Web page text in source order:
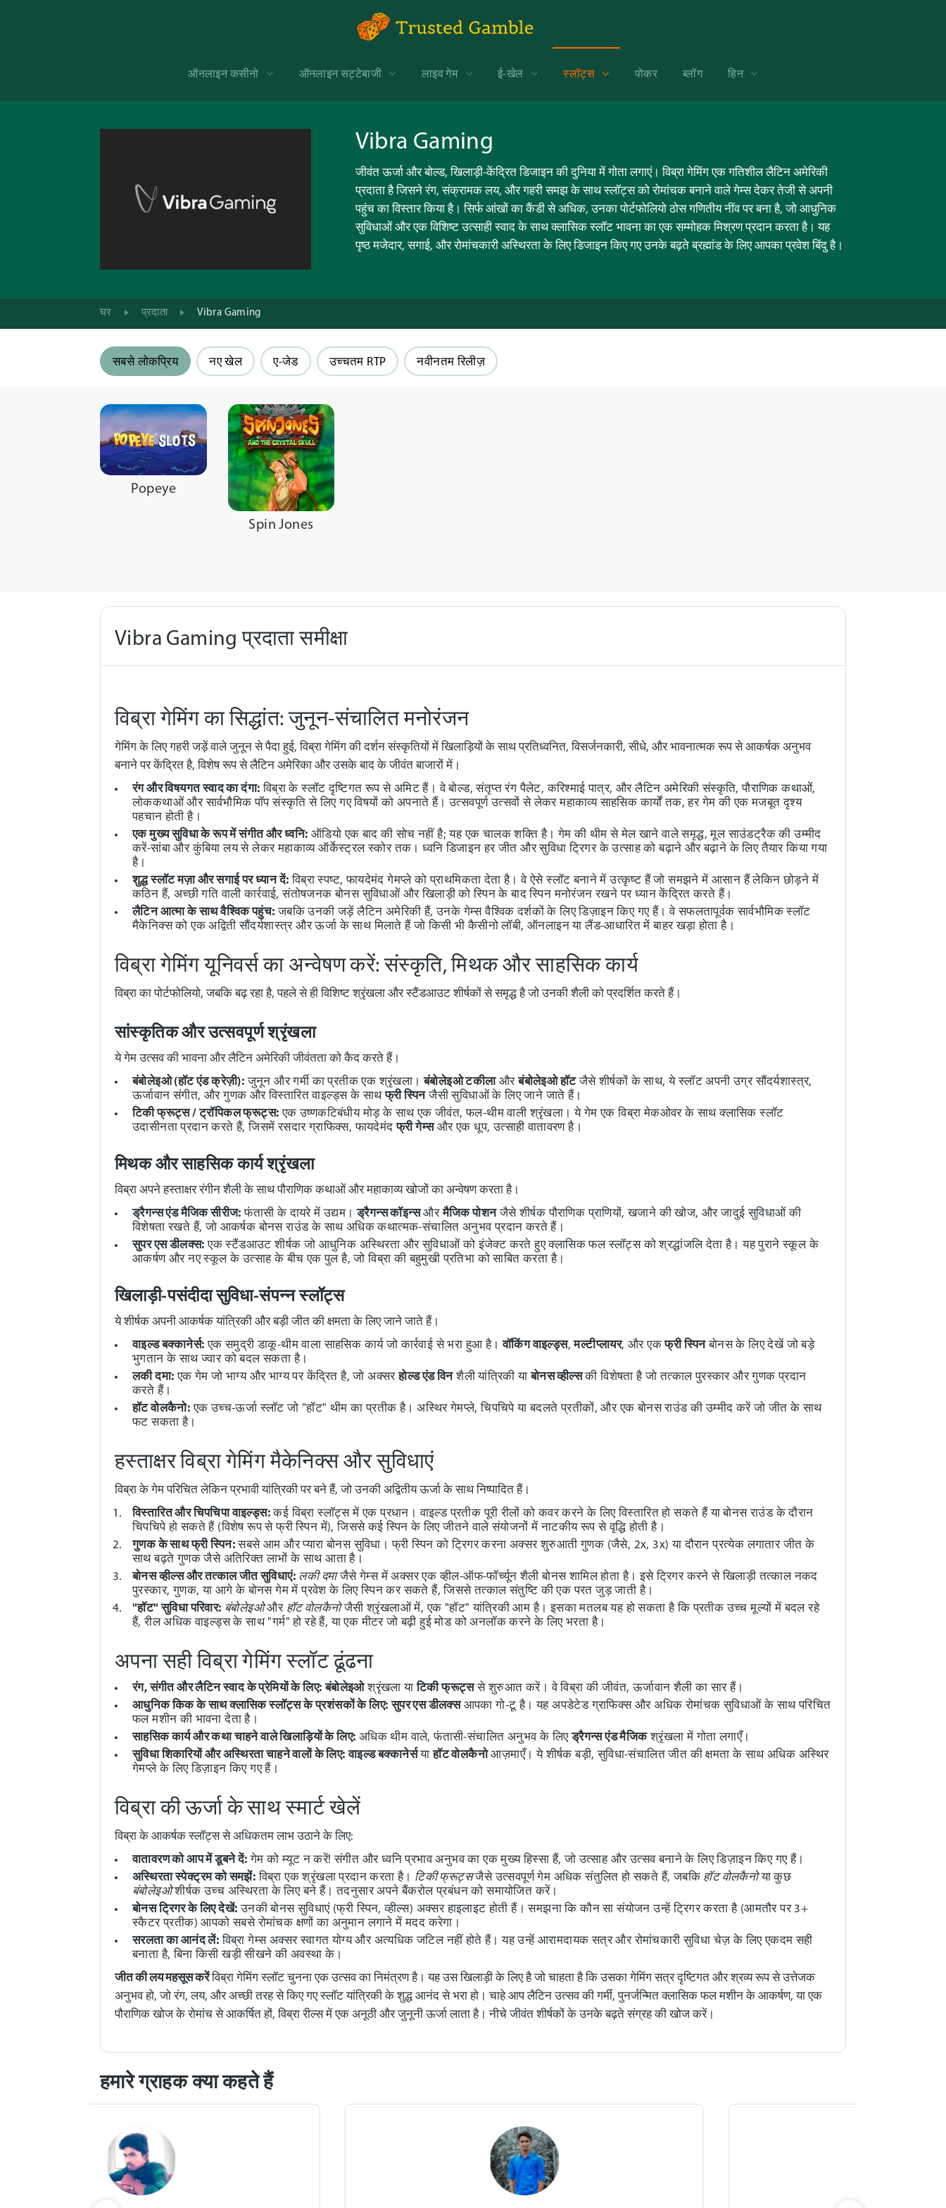
ऑनलाइन कसीनो ऑनलाइन सट्टेबाजी लाइव गेम ई-खेल स्लॉट्स पोकर ब्लॉग हिन
Vibra Gaming
जीवंत ऊर्जा और बोल्ड, खिलाड़ी-केंद्रित डिजाइन की दुनिया में गोता लगाएं। विब्रा गेमिंग एक गतिशील लैटिन अमेरिकी
प्रदाता है जिसने रंग, संक्रामक लय, और गहरी समझ के साथ स्लॉट्स को रोमांचक बनाने वाले गेम्स देकर तेजी से अपनी
पहुंच का विस्तार किया है। सिर्फ आंखों का कैंडी से अधिक, उनका पोर्टफोलियो ठोस गणितीय नींव पर बना है, जो आधुनिक
सुविधाओं और एक विशिष्ट उत्साही स्वाद के साथ क्लासिक स्लॉट भावना का एक सम्मोहक मिश्रण प्रदान करता है। यह
पृष्ठ मजेदार, सगाई, और रोमांचकारी अस्थिरता के लिए डिजाइन किए गए उनके बढ़ते ब्रह्मांड के लिए आपका प्रवेश बिंदु है।
घर प्रदाता Vibra Gaming
सबसे लोकप्रिय नए खेल ए-जेड उच्चतम RTP नवीनतम रिलीज़
Popeye
Spin Jones
Vibra Gaming प्रदाता समीक्षा
विब्रा गेमिंग का सिद्धांत: जुनून-संचालित मनोरंजन
गेमिंग के लिए गहरी जड़ें वाले जुनून से पैदा हुई, विब्रा गेमिंग की दर्शन संस्कृतियों में खिलाड़ियों के साथ प्रतिध्वनित, विसर्जनकारी, सीधे, और भावनात्मक रूप से आकर्षक अनुभव
बनाने पर केंद्रित है, विशेष रूप से लैटिन अमेरिका और उसके बाद के जीवंत बाजारों में।
रंग और विषयगत स्वाद का दंगा: विब्रा के स्लॉट दृष्टिगत रूप से अमिट हैं। वे बोल्ड, संतृप्त रंग पैलेट, करिश्माई पात्र, और लैटिन अमेरिकी संस्कृति, पौराणिक कथाओं,
लोककथाओं और सार्वभौमिक पॉप संस्कृति से लिए गए विषयों को अपनाते हैं। उत्सवपूर्ण उत्सवों से लेकर महाकाव्य साहसिक कार्यों तक, हर गेम की एक मजबूत दृश्य
पहचान होती है।
एक मुख्य सुविधा के रूप में संगीत और ध्वनि: ऑडियो एक बाद की सोच नहीं है; यह एक चालक शक्ति है। गेम की थीम से मेल खाने वाले समृद्ध, मूल साउंडट्रैक की उम्मीद
करें-सांबा और कुंबिया लय से लेकर महाकाव्य ऑर्केस्ट्रल स्कोर तक। ध्वनि डिजाइन हर जीत और सुविधा ट्रिगर के उत्साह को बढ़ाने और बढ़ाने के लिए तैयार किया गया
है।
शुद्ध स्लॉट मज़ा और सगाई पर ध्यान दें: विब्रा स्पष्ट, फायदेमंद गेमप्ले को प्राथमिकता देता है। वे ऐसे स्लॉट बनाने में उत्कृष्ट हैं जो समझने में आसान हैं लेकिन छोड़ने में
कठिन हैं, अच्छी गति वाली कार्रवाई, संतोषजनक बोनस सुविधाओं और खिलाड़ी को स्पिन के बाद स्पिन मनोरंजन रखने पर ध्यान केंद्रित करते हैं।
लैटिन आत्मा के साथ वैश्विक पहुंच: जबकि उनकी जड़ें लैटिन अमेरिकी हैं, उनके गेम्स वैश्विक दर्शकों के लिए डिज़ाइन किए गए हैं। वे सफलतापूर्वक सार्वभौमिक स्लॉट
मैकेनिक्स को एक अद्विती सौंदर्यशास्त्र और ऊर्जा के साथ मिलाते हैं जो किसी भी कैसीनो लॉबी, ऑनलाइन या लैंड-आधारित में बाहर खड़ा होता है।
विब्रा गेमिंग यूनिवर्स का अन्वेषण करें: संस्कृति, मिथक और साहसिक कार्य
विब्रा का पोर्टफोलियो, जबकि बढ़ रहा है, पहले से ही विशिष्ट श्रृंखला और स्टैंडआउट शीर्षकों से समृद्ध है जो उनकी शैली को प्रदर्शित करते हैं।
सांस्कृतिक और उत्सवपूर्ण श्रृंखला
ये गेम उत्सव की भावना और लैटिन अमेरिकी जीवंतता को कैद करते हैं।
बंबोलेइओ (हॉट एंड क्रेज़ी): जुनून और गर्मी का प्रतीक एक श्रृंखला।बंबोलेइओ टकीलाऔरबंबोलेइओ हॉटजैसे शीर्षकों के साथ, ये स्लॉट अपनी उग्र सौंदर्यशास्त्र,
ऊर्जावान संगीत, और गुणक और विस्तारित वाइल्ड्स के साथफ्री स्पिनजैसी सुविधाओं के लिए जाने जाते हैं।
टिकी फ्रूट्स / ट्रॉपिकल फ्रूट्स: एक उष्णकटिबंधीय मोड़ के साथ एक जीवंत, फल-थीम वाली श्रृंखला। ये गेम एक विब्रा मेकओवर के साथ क्लासिक स्लॉट
उदासीनता प्रदान करते हैं, जिसमें रसदार ग्राफिक्स, फायदेमंदफ्री गेम्सऔर एक धूप, उत्साही वातावरण है।
मिथक और साहसिक कार्य श्रृंखला
विब्रा अपने हस्ताक्षर रंगीन शैली के साथ पौराणिक कथाओं और महाकाव्य खोजों का अन्वेषण करता है।
ड्रैगन्स एंड मैजिक सीरीज: फंतासी के दायरे में उद्यम।ड्रैगन्स कॉइन्सऔरमैजिक पोशनजैसे शीर्षक पौराणिक प्राणियों, खजाने की खोज, और जादुई सुविधाओं की
विशेषता रखते हैं, जो आकर्षक बोनस राउंड के साथ अधिक कथात्मक-संचालित अनुभव प्रदान करते हैं।
सुपर एस डीलक्स: एक स्टैंडआउट शीर्षक जो आधुनिक अस्थिरता और सुविधाओं को इंजेक्ट करते हुए क्लासिक फल स्लॉट्स को श्रद्धांजलि देता है। यह पुराने स्कूल के
आकर्षण और नए स्कूल के उत्साह के बीच एक पुल है, जो विब्रा की बहुमुखी प्रतिभा को साबित करता है।
खिलाड़ी-पसंदीदा सुविधा-संपन्न स्लॉट्स
ये शीर्षक अपनी आकर्षक यांत्रिकी और बड़ी जीत की क्षमता के लिए जाने जाते हैं।
वाइल्ड बक्कानेर्स: एक समुद्री डाकू-थीम वाला साहसिक कार्य जो कार्रवाई से भरा हुआ है।वॉकिंग वाइल्ड्स,मल्टीप्लायर, और एकफ्री स्पिनबोनस के लिए देखें जो बड़े
भुगतान के साथ ज्वार को बदल सकता है।
लकी दमा: एक गेम जो भाग्य और भाग्य पर केंद्रित है, जो अक्सरहोल्ड एंड विनशैली यांत्रिकी याबोनस व्हील्सकी विशेषता है जो तत्काल पुरस्कार और गुणक प्रदान
करते हैं।
हॉट वोलकैनो: एक उच्च-ऊर्जा स्लॉट जो "हॉट" थीम का प्रतीक है। अस्थिर गेमप्ले, चिपचिपे या बदलते प्रतीकों, और एक बोनस राउंड की उम्मीद करें जो जीत के साथ
फट सकता है।
हस्ताक्षर विब्रा गेमिंग मैकेनिक्स और सुविधाएं
विब्रा के गेम परिचित लेकिन प्रभावी यांत्रिकी पर बने हैं, जो उनकी अद्वितीय ऊर्जा के साथ निष्पादित हैं।
विस्तारित और चिपचिपा वाइल्ड्स:कई विब्रा स्लॉट्स में एक प्रधान। वाइल्ड प्रतीक पूरी रीलों को कवर करने के लिए विस्तारित हो सकते हैं या बोनस राउंड के दौरान
चिपचिपे हो सकते हैं (विशेष रूप से फ्री स्पिन में), जिससे कई स्पिन के लिए जीतने वाले संयोजनों में नाटकीय रूप से वृद्धि होती है।
गुणक के साथ फ्री स्पिन:सबसे आम और प्यारा बोनस सुविधा। फ्री स्पिन को ट्रिगर करना अक्सर शुरुआती गुणक (जैसे, 2x, 3x) या दौरान प्रत्येक लगातार जीत के
साथ बढ़ते गुणक जैसे अतिरिक्त लाभों के साथ आता है।
बोनस व्हील्स और तत्काल जीत सुविधाएं: लकी दमाजैसे गेम्स में अक्सर एक व्हील-ऑफ-फॉर्च्यून शैली बोनस शामिल होता है। इसे ट्रिगर करने से खिलाड़ी तत्काल नकद
पुरस्कार, गुणक, या आगे के बोनस गेम में प्रवेश के लिए स्पिन कर सकते हैं, जिससे तत्काल संतुष्टि की एक परत जुड़ जाती है।
"हॉट" सुविधा परिवार: बंबोलेइओऔर हॉट वोलकैनोजैसी श्रृंखलाओं में, एक "हॉट" यांत्रिकी आम है। इसका मतलब यह हो सकता है कि प्रतीक उच्च मूल्यों में बदल रहे
हैं, रील अधिक वाइल्ड्स के साथ "गर्म" हो रहे हैं, या एक मीटर जो बढ़ी हुई मोड को अनलॉक करने के लिए भरता है।
अपना सही विब्रा गेमिंग स्लॉट ढूंढना
रंग, संगीत और लैटिन स्वाद के प्रेमियों के लिए: बंबोलेइओश्रृंखला याटिकी फ्रूट्ससे शुरुआत करें। वे विब्रा की जीवंत, ऊर्जावान शैली का सार हैं।
आधुनिक किक के साथ क्लासिक स्लॉट्स के प्रशंसकों के लिए: सुपर एस डीलक्सआपका गो-टू है। यह अपडेटेड ग्राफिक्स और अधिक रोमांचक सुविधाओं के साथ परिचित
फल मशीन की भावना देता है।
साहसिक कार्य और कथा चाहने वाले खिलाड़ियों के लिए: अधिक थीम वाले, फंतासी-संचालित अनुभव के लिएड्रैगन्स एंड मैजिकश्रृंखला में गोता लगाएँ।
सुविधा शिकारियों और अस्थिरता चाहने वालों के लिए: वाइल्ड बक्कानेर्सयाहॉट वोलकैनोआज़माएँ। ये शीर्षक बड़ी, सुविधा-संचालित जीत की क्षमता के साथ अधिक अस्थिर
गेमप्ले के लिए डिज़ाइन किए गए हैं।
विब्रा की ऊर्जा के साथ स्मार्ट खेलें
विब्रा के आकर्षक स्लॉट्स से अधिकतम लाभ उठाने के लिए:
वातावरण को आप में डूबने दें: गेम को म्यूट न करें! संगीत और ध्वनि प्रभाव अनुभव का एक मुख्य हिस्सा हैं, जो उत्साह और उत्सव बनाने के लिए डिज़ाइन किए गए हैं।
अस्थिरता स्पेक्ट्रम को समझें: विब्रा एक श्रृंखला प्रदान करता है। टिकी फ्रूट्सजैसे उत्सवपूर्ण गेम अधिक संतुलित हो सकते हैं, जबकि हॉट वोलकैनोया कुछ
बंबोलेइओशीर्षक उच्च अस्थिरता के लिए बने हैं। तदनुसार अपने बैंकरोल प्रबंधन को समायोजित करें।
बोनस ट्रिगर के लिए देखें: उनकी बोनस सुविधाएं (फ्री स्पिन, व्हील्स) अक्सर हाइलाइट होती हैं। समझना कि कौन सा संयोजन उन्हें ट्रिगर करता है (आमतौर पर 3+
स्कैटर प्रतीक) आपको सबसे रोमांचक क्षणों का अनुमान लगाने में मदद करेगा।
सरलता का आनंद लें: विब्रा गेम्स अक्सर स्वागत योग्य और अत्यधिक जटिल नहीं होते हैं। यह उन्हें आरामदायक सत्र और रोमांचकारी सुविधा चेज़ के लिए एकदम सही
बनाता है, बिना किसी खड़ी सीखने की अवस्था के।
जीत की लय महसूस करेंविब्रा गेमिंग स्लॉट चुनना एक उत्सव का निमंत्रण है। यह उस खिलाड़ी के लिए है जो चाहता है कि उसका गेमिंग सत्र दृष्टिगत और श्रव्य रूप से उत्तेजक
अनुभव हो, जो रंग, लय, और अच्छी तरह से किए गए स्लॉट यांत्रिकी के शुद्ध आनंद से भरा हो। चाहे आप लैटिन उत्सव की गर्मी, पुनर्जन्मित क्लासिक फल मशीन के आकर्षण, या एक
पौराणिक खोज के रोमांच से आकर्षित हों, विब्रा रील्स में एक अनूठी और जुनूनी ऊर्जा लाता है। नीचे जीवंत शीर्षकों के उनके बढ़ते संग्रह की खोज करें।
हमारे ग्राहक क्या कहते हैं